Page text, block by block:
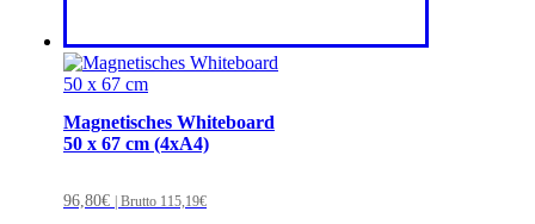
Magnetisches Whiteboard
50 x 67 cm (4xA4)
96,80€ | Brutto 115,19€